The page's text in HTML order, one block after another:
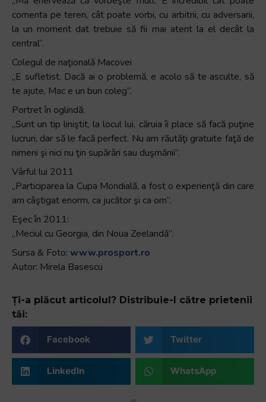
comenta pe teren, cât poate vorbi, cu arbitrii, cu adversarii,
la un moment dat trebuie să fii mai atent la el decât la
central”.
Colegul de naţională Macovei
„E sufletist. Dacă ai o problemă, e acolo să te asculte, să
te ajute, Mac e un bun coleg”.
Portret în oglindă:
„Sunt un tip liniştit, la locul lui, căruia îi place să facă puţine
lucruri, dar să le facă perfect. Nu am răutăţi gratuite faţă de
nimeni şi nici nu ţin supărări sau duşmănii”.
Vârful lui 2011
„Participarea la Cupa Mondială, a fost o experienţă din care
am câştigat enorm, ca jucător şi ca om”.
Eşec în 2011:
„Meciul cu Georgia, din Noua Zeelandă”.
Sursa & Foto: www.prosport.ro
Autor: Mirela Basescu
Ți-a plăcut articolul? Distribuie-l către prietenii
tăi:
Facebook Twitter
LinkedIn WhatsApp